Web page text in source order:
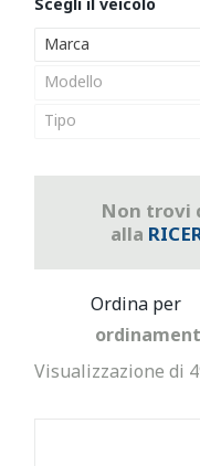
Marca
Modello
Tipo
Non trovi
alla
Visualizzazione di